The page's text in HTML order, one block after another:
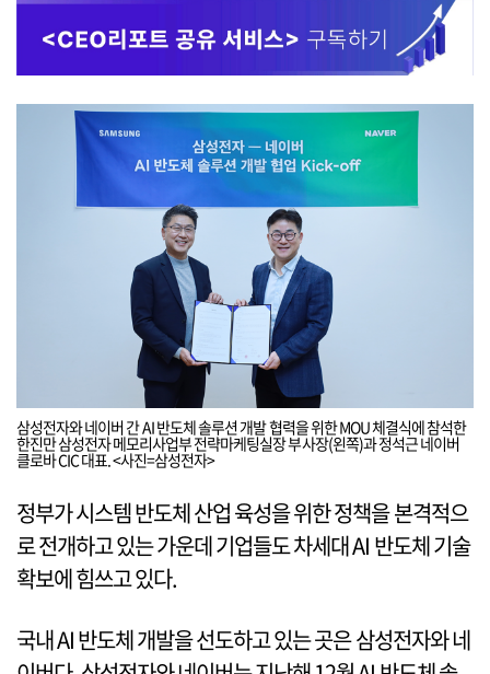
삼성전자와 네이버 간 AI 반도체 솔루션 개발 협력을 위한 MOU 체결식에 참석한
한진만 삼성전자 메모리사업부 전략마케팅실장 부사장(왼쪽)과 정석근 네이버
클로바 CIC 대표. <사진=삼성전자>
정부가 시스템 반도체 산업 육성을 위한 정책을 본격적으
로 전개하고 있는 가운데 기업들도 차세대 AI 반도체 기술
확보에 힘쓰고 있다.
국내 AI 반도체 개발을 선도하고 있는 곳은 삼성전자와 네